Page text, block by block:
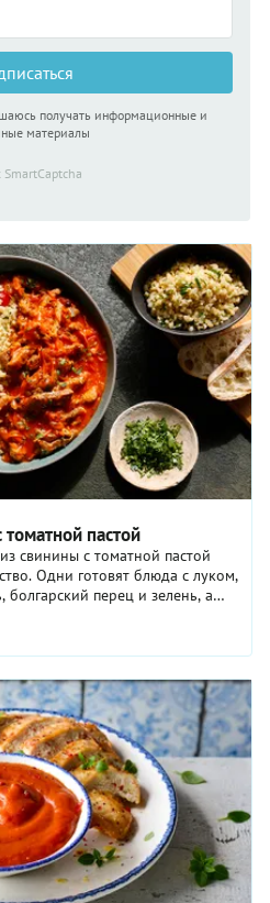
получать информационные и
материалы
пастой
свинины с томатной пастой
Одни готовят блюда с луком,
перец и зелень, а
немного чили или
могут быть варианты: можно
как в нашем случае, либо
для нежного сливочного
подливка на основе
травами. Мы же решили
рецепт, а вы вольные ставить
Например, вместо свинины
а также добавлять любимые
и поделитесь вашими